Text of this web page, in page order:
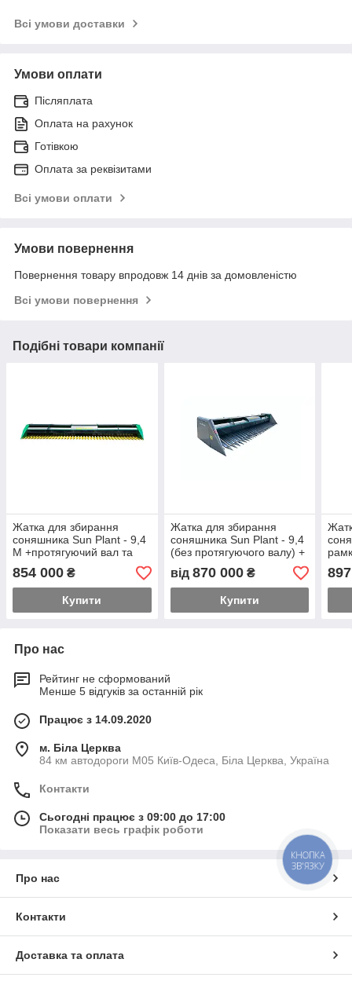
Всі умови доставки
Умови оплати
Післяплата
Оплата на рахунок
Готівкою
Оплата за реквізитами
Всі умови оплати
Умови повернення
Повернення товару впродовж 14 днів за домовленістю
Всі умови повернення
Подібні товари компанії
Жатка для збирання
соняшника Sun Plant - 9,4
М +протягуючий вал та
рамка
854 000 ₴
Купити
Жатка для збирання
соняшника Sun Plant - 9,4
(без протягуючого валу) +
рамка
від 870 000₴
Купити
Про нас
Рейтинг не сформований
Менше 5 відгуків за останній рік
Працює з 14.09.2020
м. Біла Церква
84 км автодороги М05 Київ-Одеса, Біла Церква, Україна
Контакти
Сьогодні працює з 09:00 до 17:00
Показати весь графік роботи
Про нас
Контакти
Доставка та оплата
КНОПКА
ЗВ'ЯЗКУ